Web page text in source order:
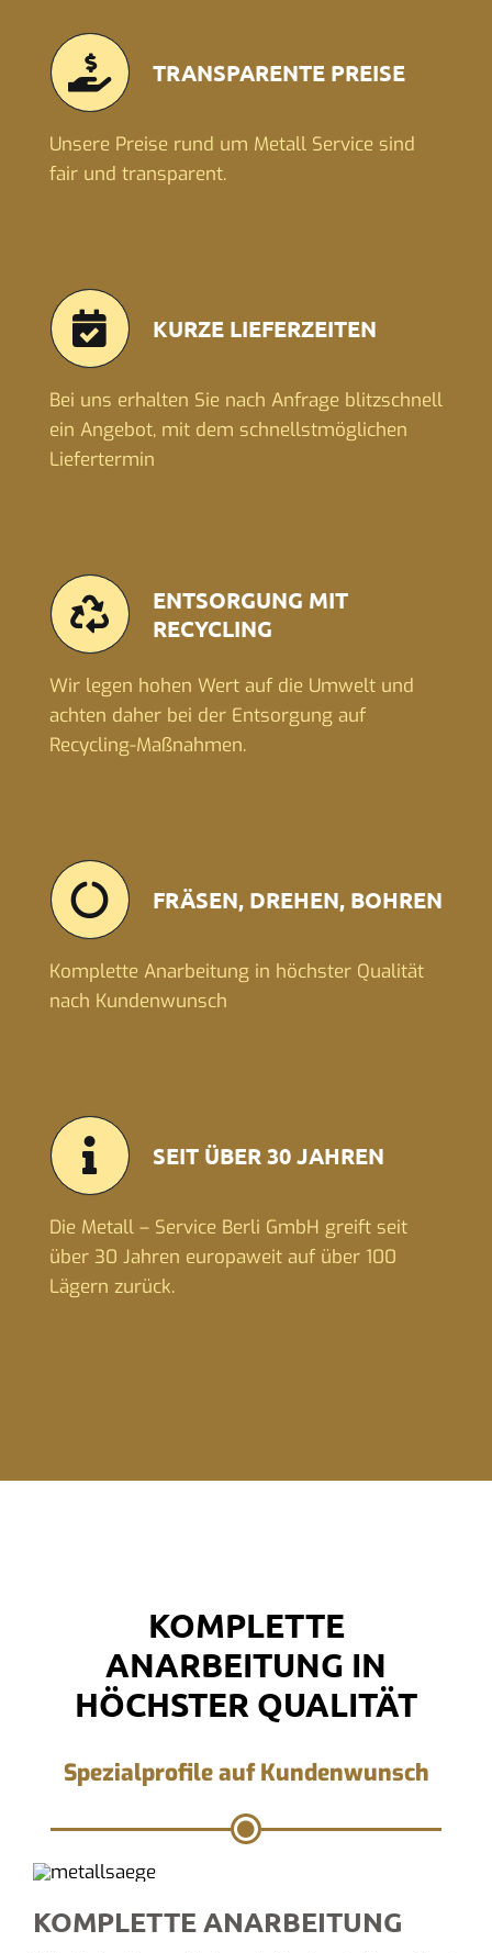
TRANSPARENTE PREISE
Unsere Preise rund um Metall Service sind
fair und transparent.
KURZE LIEFERZEITEN
Bei uns erhalten Sie nach Anfrage blitzschnell
ein Angebot, mit dem schnellstmöglichen
Liefertermin
ENTSORGUNG MIT
RECYCLING
Wir legen hohen Wert auf die Umwelt und
achten daher bei der Entsorgung auf
Recycling-Maßnahmen.
FRÄSEN, DREHEN, BOHREN
Komplette Anarbeitung in höchster Qualität
nach Kundenwunsch
SEIT ÜBER 30 JAHREN
Die Metall – Service Berli GmbH greift seit
über 30 Jahren europaweit auf über 100
Lägern zurück.
KOMPLETTE
ANARBEITUNG IN
HÖCHSTER QUALITÄT
Spezialprofile auf Kundenwunsch
KOMPLETTE ANARBEITUNG